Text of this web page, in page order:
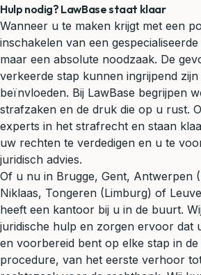
Hulp nodig? LawBase staat klaar
Wanneer u te maken krijgt met een
inschakelen van een
maar een absolute noodzaak. De
verkeerde stap kunnen ingrijpend
beïnvloeden. Bij LawBase begrijpen
strafzaken en de druk die op u rust.
experts in het strafrecht en staan
uw rechten te verdedigen en u te
juridisch advies.
Of u nu in Brugge, Gent, Antwerpen
Niklaas, Tongeren (Limburg) of
heeft een kantoor bij u in de buurt.
juridische hulp en zorgen ervoor dat
en voorbereid bent op elke stap in de
procedure, van het eerste verhoor